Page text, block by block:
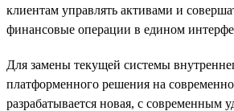
клиентам управлять активами и
финансовые операции в едином
Для замены текущей системы
платформенного решения на
разрабатывается новая, с современным